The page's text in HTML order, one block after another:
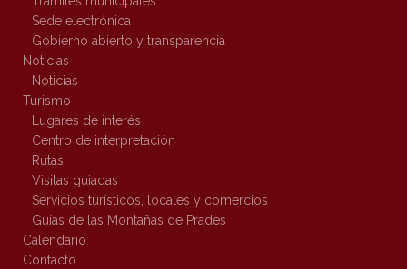
Sede electrónica
Gobierno abierto y transparencia
Noticias
Noticias
Turismo
Lugares de interés
Centro de interpretación
Rutas
Visitas guiadas
Servicios turísticos, locales y comercios
Guías de las Montañas de Prades
Calendario
Contacto